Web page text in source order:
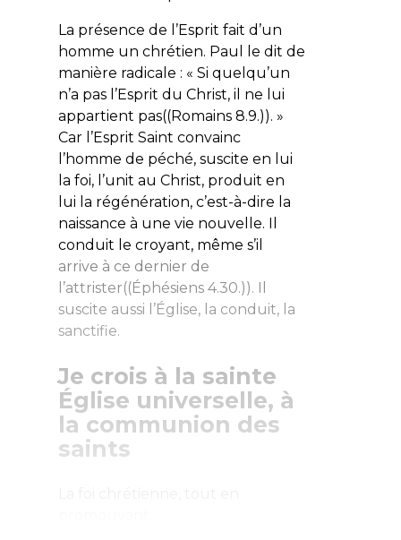
La présence de l’Esprit fait d’un
homme un chrétien. Paul le dit de
manière radicale : « Si quelqu’un
n’a pas l’Esprit du Christ, il ne lui
appartient pas((Romains 8.9.)). »
Car l’Esprit Saint convainc
l’homme de péché, suscite en lui
la foi, l’unit au Christ, produit en
lui la régénération, c’est-à-dire la
naissance à une vie nouvelle. Il
conduit le croyant, même s’il
arrive à ce dernier de
l’attrister((Éphésiens 4.30.)). Il
suscite aussi l’Église, la conduit, la
sanctifie.
Je crois à la sainte
Église universelle, à
la communion des
saints